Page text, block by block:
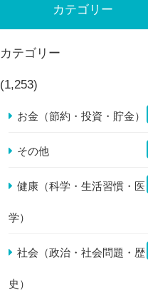
カテゴリー
カテゴリー
(1,253)
お金（節約・投資・貯金）
その他
健康（科学・生活習慣・医
学）
社会（政治・社会問題・歴
史）